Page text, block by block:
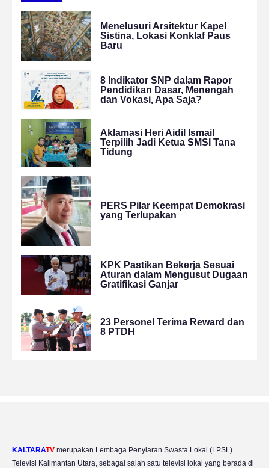
Menelusuri Arsitektur Kapel
Sistina, Lokasi Konklaf Paus
Baru
8 Indikator SNP dalam Rapor
Pendidikan Dasar, Menengah
dan Vokasi, Apa Saja?
Aklamasi Heri Aidil Ismail
Terpilih Jadi Ketua SMSI Tana
Tidung
PERS Pilar Keempat Demokrasi
yang Terlupakan
KPK Pastikan Bekerja Sesuai
Aturan dalam Mengusut Dugaan
Gratifikasi Ganjar
23 Personel Terima Reward dan
8 PTDH
KALTARATV merupakan Lembaga Penyiaran Swasta Lokal (LPSL)
Televisi Kalimantan Utara, sebagai salah satu televisi lokal yang berada di